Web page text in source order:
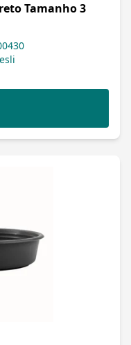
Tamanho 3